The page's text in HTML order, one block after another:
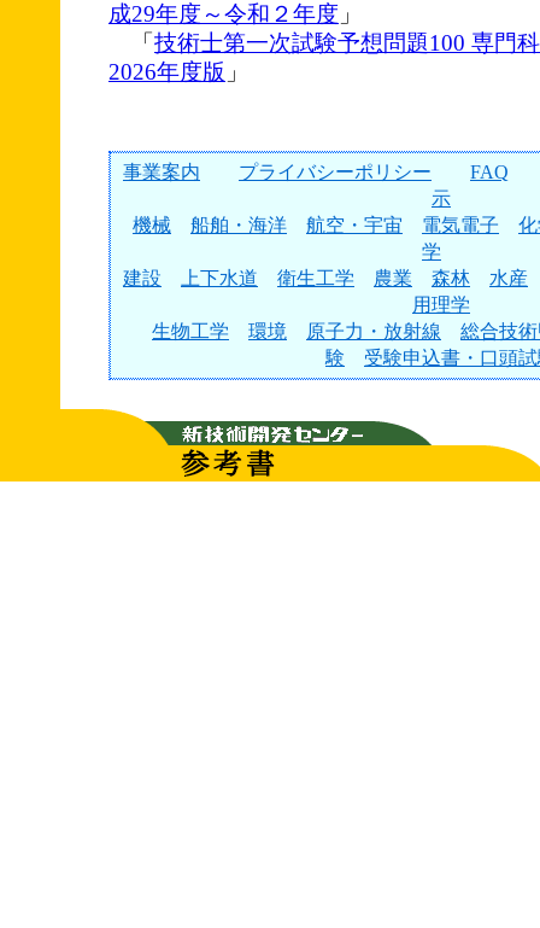
成29年度～令和２年度 」
「 技術士第一次試験予想問題100 専門
2026年度版 」
事業案内 プライバシーポリシー
FAQ
示
機械
船舶・海洋 航空・宇宙 電気電子
学
建設
上下水道 衛生工学 農業 森林
水産
用理学
生物工学
環境 原子力・放射線
総合技
験
受験申込書・口頭